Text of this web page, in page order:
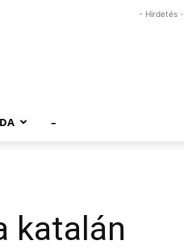
- Hirdetés -
–
katalán